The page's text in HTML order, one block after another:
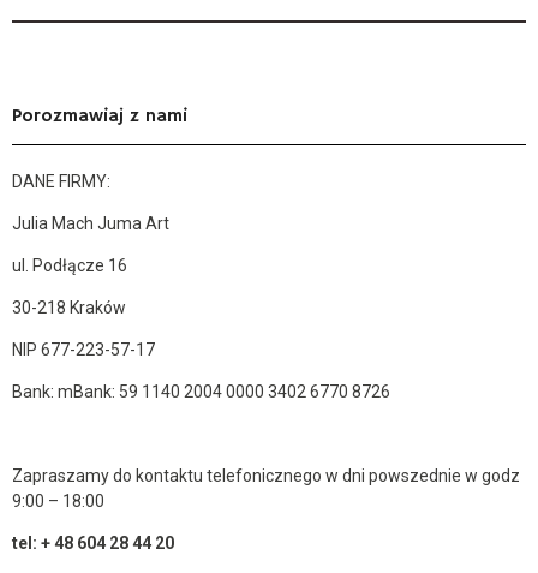
Porozmawiaj z nami
DANE FIRMY:
Julia Mach Juma Art
ul. Podłącze 16
30-218 Kraków
NIP 677-223-57-17
Bank: mBank: 59 1140 2004 0000 3402 6770 8726
Zapraszamy do kontaktu telefonicznego w dni powszednie w godz
9:00 – 18:00
tel: + 48 604 28 44 20